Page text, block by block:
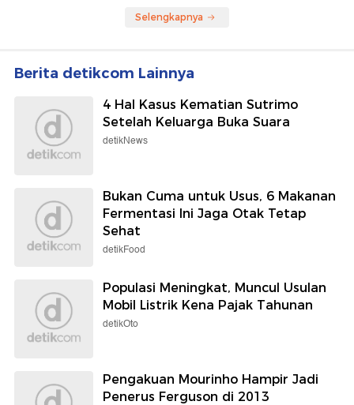
Selengkapnya
Berita detikcom Lainnya
4 Hal Kasus Kematian Sutrimo
Setelah Keluarga Buka Suara
detikNews
Bukan Cuma untuk Usus, 6 Makanan
Fermentasi Ini Jaga Otak Tetap
Sehat
detikFood
Populasi Meningkat, Muncul Usulan
Mobil Listrik Kena Pajak Tahunan
detikOto
Pengakuan Mourinho Hampir Jadi
Penerus Ferguson di 2013